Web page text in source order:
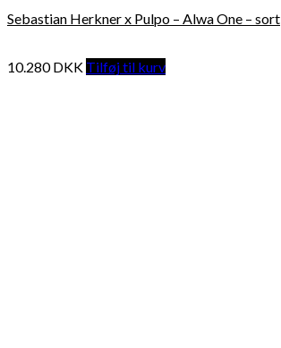
Sebastian Herkner x Pulpo – Alwa One – sort
10.280DKK Tilføj til kurv